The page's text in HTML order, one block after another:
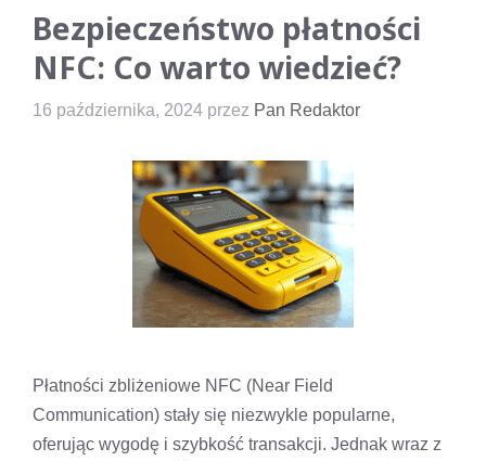
Bezpieczeństwo płatności
NFC: Co warto wiedzieć?
16 października, 2024 przez Pan Redaktor
Płatności zbliżeniowe NFC (Near Field
Communication) stały się niezwykle popularne,
oferując wygodę i szybkość transakcji. Jednak wraz z